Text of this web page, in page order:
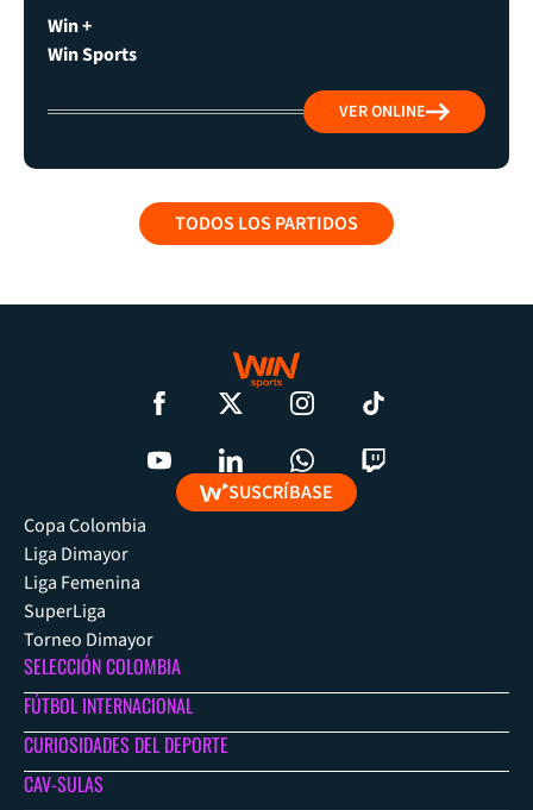
Win +
Win Sports
VER ONLINE
TODOS LOS PARTIDOS
SUSCRÍBASE
Copa Colombia
Liga Dimayor
Liga Femenina
SuperLiga
Torneo Dimayor
SELECCIÓN COLOMBIA
FÚTBOL INTERNACIONAL
CURIOSIDADES DEL DEPORTE
CAV-SULAS